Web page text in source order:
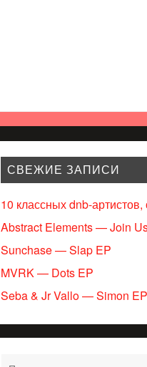
СВЕЖИЕ ЗАПИСИ
10 классных dnb-
Abstract Elements — Join
Sunchase — Slap EP
MVRK — Dots EP
Seba & Jr Vallo — Simon EP